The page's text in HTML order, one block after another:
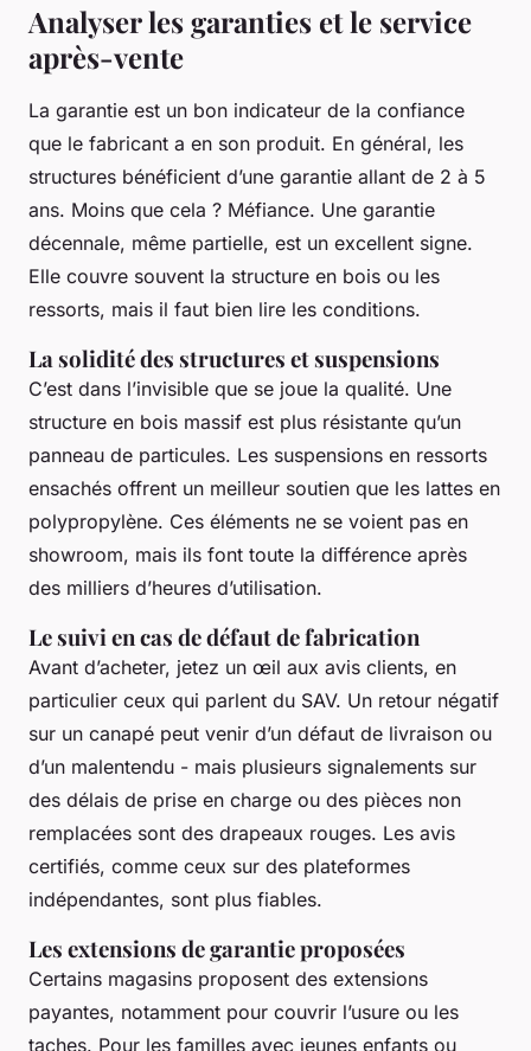
Analyser les garanties et le service
après-vente
La garantie est un bon indicateur de la confiance
que le fabricant a en son produit. En général, les
structures bénéficient d’une garantie allant de 2 à 5
ans. Moins que cela ? Méfiance. Une garantie
décennale, même partielle, est un excellent signe.
Elle couvre souvent la structure en bois ou les
ressorts, mais il faut bien lire les conditions.
La solidité des structures et suspensions
C’est dans l’invisible que se joue la qualité. Une
structure en bois massif est plus résistante qu’un
panneau de particules. Les suspensions en ressorts
ensachés offrent un meilleur soutien que les lattes en
polypropylène. Ces éléments ne se voient pas en
showroom, mais ils font toute la différence après
des milliers d’heures d’utilisation.
Le suivi en cas de défaut de fabrication
Avant d’acheter, jetez un œil aux avis clients, en
particulier ceux qui parlent du SAV. Un retour négatif
sur un canapé peut venir d’un défaut de livraison ou
d’un malentendu - mais plusieurs signalements sur
des délais de prise en charge ou des pièces non
remplacées sont des drapeaux rouges. Les avis
certifiés, comme ceux sur des plateformes
indépendantes, sont plus fiables.
Les extensions de garantie proposées
Certains magasins proposent des extensions
payantes, notamment pour couvrir l’usure ou les
taches. Pour les familles avec jeunes enfants ou